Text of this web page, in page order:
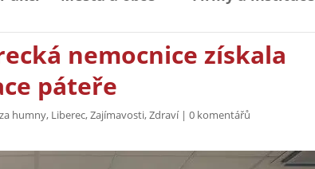
nemocnice získala
páteře
humny, Liberec,Zajímavosti,Zdraví|0 komentářů